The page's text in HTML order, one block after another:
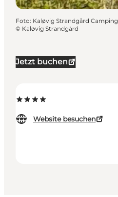
Jetzt buchen
Website besuchen
Foto: Kaløvig Strandgård Camping
© Kaløvig Strandgård